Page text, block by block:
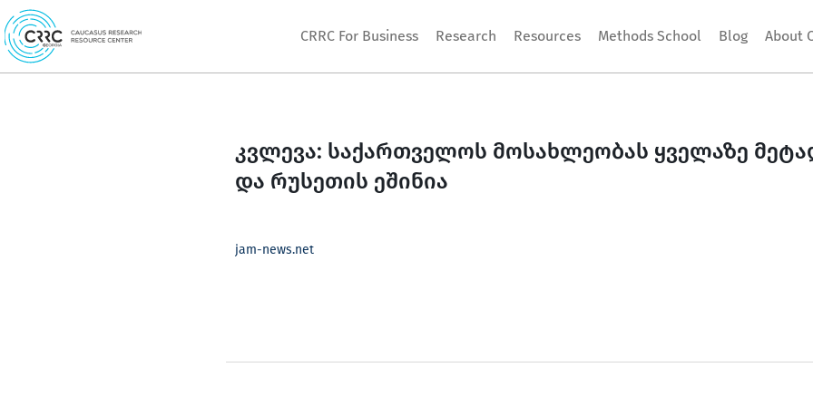
Skip
to
content
CRRC For Business Research Resources Methods School Blog About
კვლევა: საქართველოს მოსახლეობას ყველაზე
და რუსეთის ეშინია
jam-news.net